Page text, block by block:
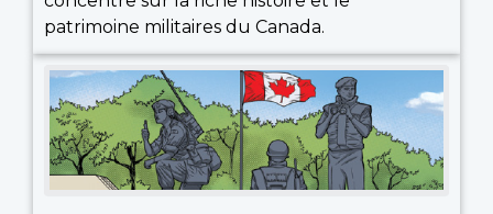
patrimoine militaires du Canada.